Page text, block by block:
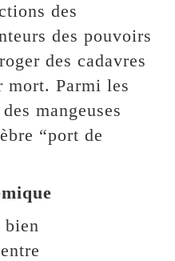
des
des pouvoirs
des cadavres
mort. Parmi les
mangeuses
“port de
bien